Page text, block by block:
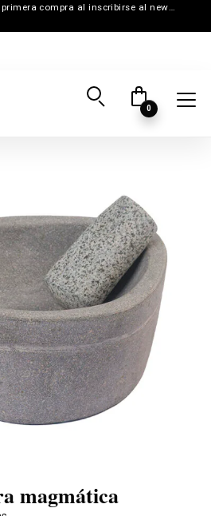
15% de descuento en la primera compra al inscribirse al newsletter
0
magmática